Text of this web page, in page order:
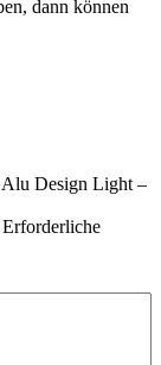
dann können
Alu Design Light –
Erforderliche